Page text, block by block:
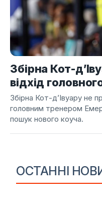
ОСТАННІ
Збірна Кот-
відхід
Збірна Кот-д’Івуару не
головним тренером
пошук нового коуча.